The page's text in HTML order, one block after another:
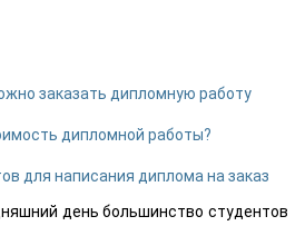
заказать дипломную работу
дипломной работы?
для написания диплома на заказ
день большинство студентов